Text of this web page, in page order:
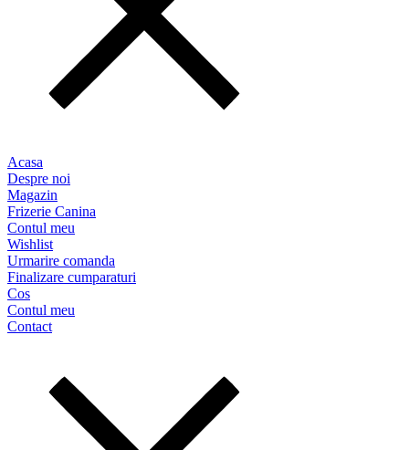
Acasa
Despre noi
Magazin
Frizerie Canina
Contul meu
Wishlist
Urmarire comanda
Finalizare cumparaturi
Cos
Contul meu
Contact